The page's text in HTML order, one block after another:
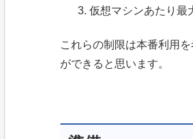
仮想マシンあたり最
これらの制限は本番利用
ができると思います。